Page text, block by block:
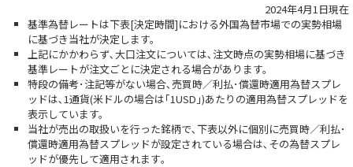
2024年4月1日現在
基準為替レートは下表[決定時間]における外国為替市場での実勢相場
に基づき当社が決定します。
上記にかかわらず､大口注文については､注文時点の実勢相場に基づき
基準レートが注文ごとに決定される場合があります。
特段の備考･注記等がない場合､売買時／利払･償還時適用為替スプレ
ッドは､1通貨(米ドルの場合は｢1USD｣)あたりの適用為替スプレッドを
表示しています。
当社が売出の取扱いを行った銘柄で､下表以外に個別に売買時／利払･
償還時適用為替スプレッドが設定されている場合は､その為替スプレ
ッドが優先して適用されます｡